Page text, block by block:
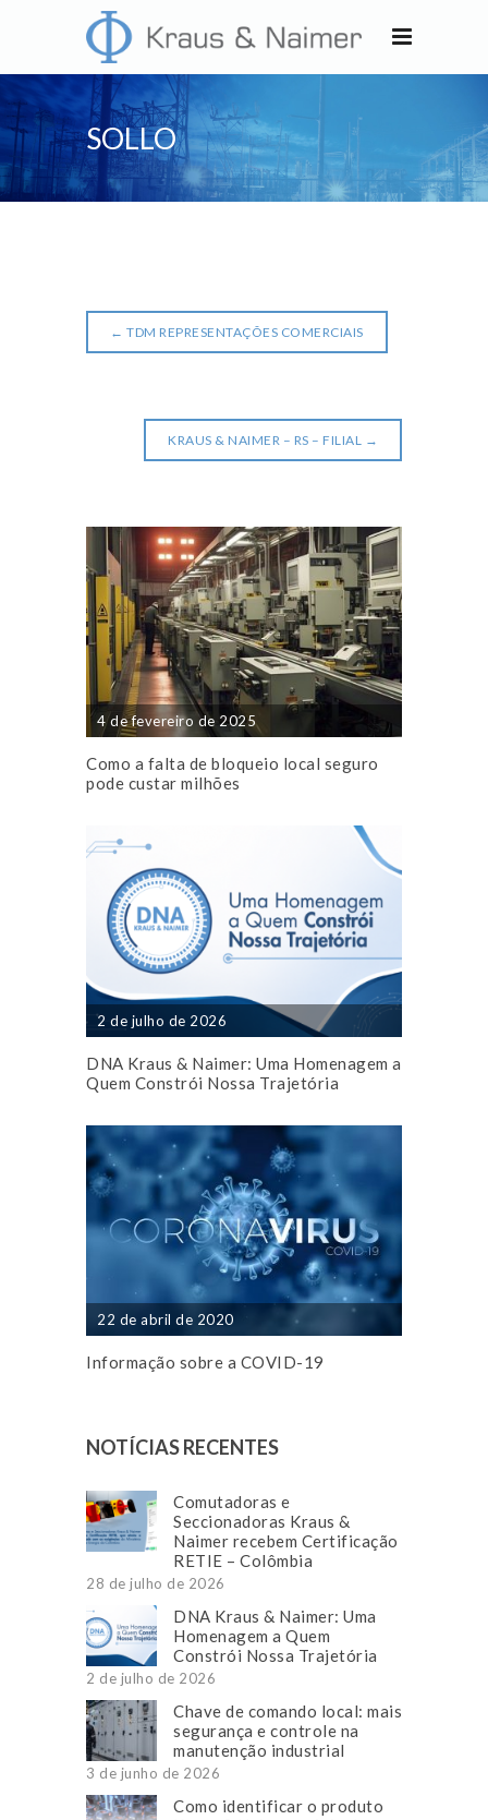
SOLLO
← TDM REPRESENTAÇÕES COMERCIAIS
KRAUS & NAIMER – RS – FILIAL →
4 de fevereiro de 2025
Como a falta de bloqueio local seguro
pode custar milhões
2 de julho de 2026
DNA Kraus & Naimer: Uma Homenagem a
Quem Constrói Nossa Trajetória
22 de abril de 2020
Informação sobre a COVID-19
NOTÍCIAS RECENTES
Comutadoras e
Seccionadoras Kraus &
Naimer recebem Certificação
RETIE – Colômbia
28 de julho de 2026
DNA Kraus & Naimer: Uma
Homenagem a Quem
Constrói Nossa Trajetória
2 de julho de 2026
Chave de comando local: mais
segurança e controle na
manutenção industrial
3 de junho de 2026
Como identificar o produto